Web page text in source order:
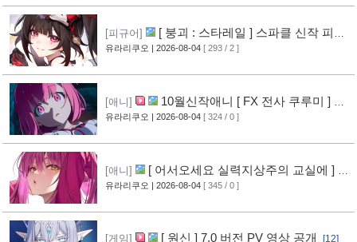
[피규어]
[ 붕괴 : 스타레일 ] 스파클 신작 피규
어 공개
[3]
유라리쿠오 | 2026-08-04 [ 293 / 2 ]
[애니]
10월신작애니 [ FX 전사 쿠루미 ] PV
영상 공개
[5]
유라리쿠오 | 2026-08-04 [ 324 / 0 ]
[애니]
[ 어서오세요 실력지상주의 교실에 ] 블
루레이 VOL.2 표지 공개 [6]
유라리쿠오 | 2026-08-04 [ 345 / 0 ]
[게임] [ 원신 ] 7.0 버전 PV 영상 공개 [12]